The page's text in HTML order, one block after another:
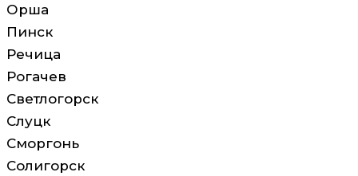
Орша
Пинск
Речица
Рогачев
Светлогорск
Слуцк
Сморгонь
Солигорск